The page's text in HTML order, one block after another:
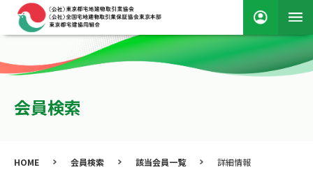
会員検索
HOME 会員検索 該当会員一覧 詳細情報